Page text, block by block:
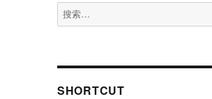
搜
索：
SHORTCUT